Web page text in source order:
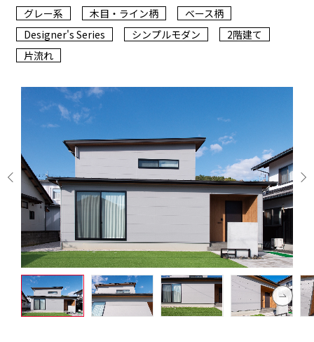
グレー系
木目・ライン柄
ベース柄
Designer's Series
シンプルモダン
2階建て
片流れ